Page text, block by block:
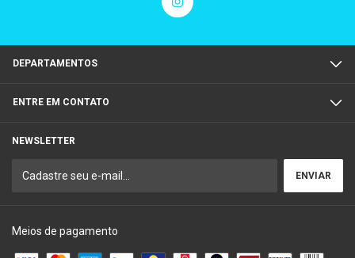
DEPARTAMENTOS
ENTRE EM CONTATO
NEWSLETTER
Meios de pagamento